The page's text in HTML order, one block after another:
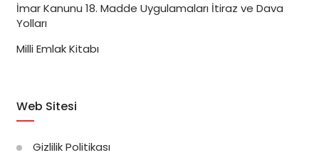
İmar Kanunu 18. Madde Uygulamaları İtiraz ve Dava
Yolları
Milli Emlak Kitabı
Web Sitesi
Gizlilik Politikası